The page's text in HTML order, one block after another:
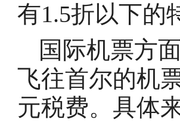
有1.5折以下的
国际机票方
飞往首尔的机
元税费。具体